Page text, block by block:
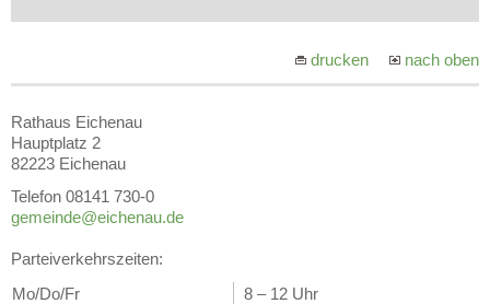
drucken nach oben
Rathaus Eichenau
Hauptplatz 2
82223 Eichenau
Telefon 08141 730-0
gemeinde@eichenau.de
Parteiverkehrszeiten:
Mo/Do/Fr
8 – 12 Uhr